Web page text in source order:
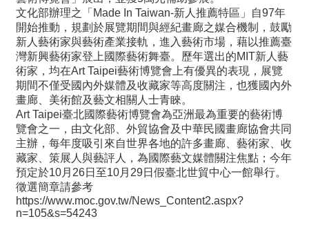
報
と
申
込
過
去
行
事
台
湾
の
本
文化部辦理之「Made In Taiwan-新人推薦特區」自97年
開始推動，規劃於展覽期間與經紀畫廊之媒合機制，鼓勵
新人藝術家與藝術產業接軌，進入藝術市場，藉以推薦臺
灣新興藝術家登上國際藝術舞臺。歷年選出的MIT新人藝
術家，均在Art Taipei藝術博覽會上有優異的表現，展覽
期間不僅受國內外媒體及收藏家等高度關注，也獲國內外
畫廊、美術館及藝文相關人士青睞。
Art Taipei臺北國際藝術博覽會為亞洲最為重要的藝術博
覽會之一，由文化部、外貿協會及中華民國畫廊協會共同
主辦，每年度吸引來自世界各地的許多畫廊、藝術家、收
藏家、策展人與藝評人，為國際藝文媒體關注焦點；今年
預定於10月26日至10月29日假臺北世貿中心一館舉行。
徵選簡章請參考
https://www.moc.gov.tw/News_Content2.aspx?
n=105&s=54243